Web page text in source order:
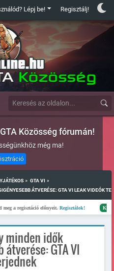
Lépj be! Regisztálj!
Közösség fórumán!
még ma!
» GTA VI »
ÁTVERÉSE: GTA VI LEAK VIDEÓK
regisztáció előnyeit.Regisztálok!
minden idők
GTA VI